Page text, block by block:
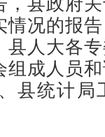
情况的报
县人大各
组成人员
县统计局